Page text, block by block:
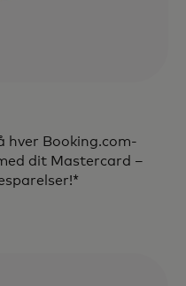
hver Booking.com-
dit Mastercard –
tab